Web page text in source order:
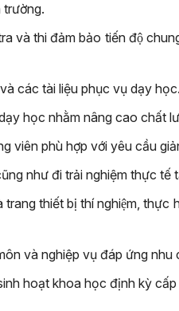
trường.
và thi đảm bảo tiến độ
các tài liệu phục vụ dạy học.
học nhằm nâng cao chất
viên phù hợp với yêu cầu
như đi trải nghiệm thực tế
thiết bị thí nghiệm, thực
và nghiệp vụ đáp ứng nhu
hoạt khoa học định kỳ cấp